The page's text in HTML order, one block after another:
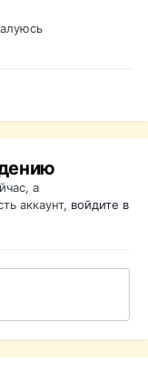
а
аккаунт, войдите в